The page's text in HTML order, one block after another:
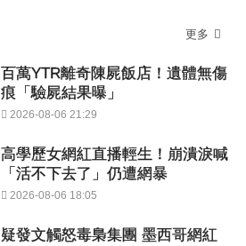
更多
百萬YTR離奇陳屍飯店！遺體無傷
痕「驗屍結果曝」
2026-08-06 21:29
高學歷女網紅直播輕生！崩潰淚喊
「活不下去了」仍遭網暴
2026-08-06 18:05
疑發文觸怒毒梟集團 墨西哥網紅